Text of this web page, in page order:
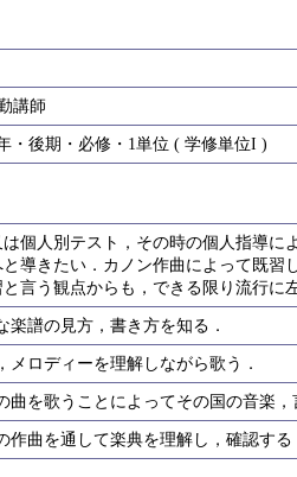
講師
・後期・必修・1単位 ( 学修単位I )
個人別テスト，その時の個人指導
導きたい．カノン作曲によって既
言う観点からも，できる限り流行に
楽譜の見方，書き方を知る．
メロディーを理解しながら歌う．
曲を歌うことによってその国の音楽
作曲を通して楽典を理解し，確認する